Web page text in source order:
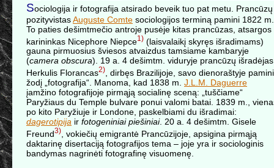
Sociologija ir fotografija atsirado beveik tuo pat metu. Prancūzų
pozityvistasAuguste Comte sociologijos terminą pamini 1822 m.
To paties dešimtmečio antroje pusėje kitas prancūzas, atsargos
karininkas Nicephore Niepce1) (laisvalaikį skyręs išradimams)
gauna pirmuosius šviesos atvaizdus tamsiame kambaryje
(camera obscura). 19 a. 4 dešimtm. viduryje prancūzų išradėjas
Herkulis Florancas2), dirbęs Brazilijoje, savo dienoraštyje pamini
žodį „fotografija“. Manoma, kad 1838 m. J.L.M. Daguerre
įamžino fotografijoje pirmąją socialinę sceną: „tuščiame“
Paryžiaus du Temple bulvare ponui valomi batai. 1839 m.,
po kito Paryžiuje ir Londone, paskelbiami du išradimai:
dagerotipija ir fotogeniniai piešiniai. 20 a. 4 dešimtm. Gisele
Freund3) , vokiečių emigrantė Prancūzijoje, apsigina pirmąją
daktarinę disertaciją fotografijos tema – joje yra ir sociologinis
bandymas nagrinėti fotografinę visuomenę.